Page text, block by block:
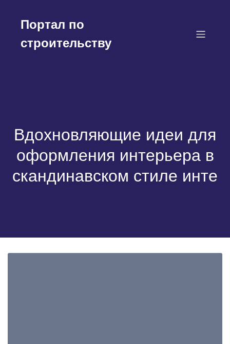
содержимому
Портал по
строительству
Вдохновляющие идеи для
оформления интерьера в
скандинавском стиле инте